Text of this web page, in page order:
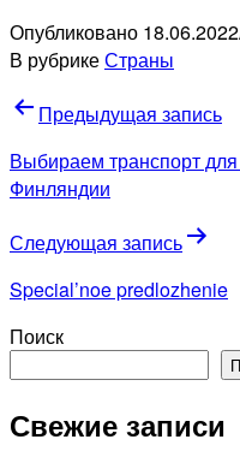
Опубликовано 18.06.2022
В рубрикеСтраны
Навигация
по
записям
Предыдущая запись
Выбираем транспорт
Финляндии
Следующая запись
Special’noe predlozhenie
Поиск
Свежие записи